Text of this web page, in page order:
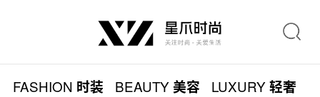
FASHION 时装 BEAUTY美容 LUXURY轻奢